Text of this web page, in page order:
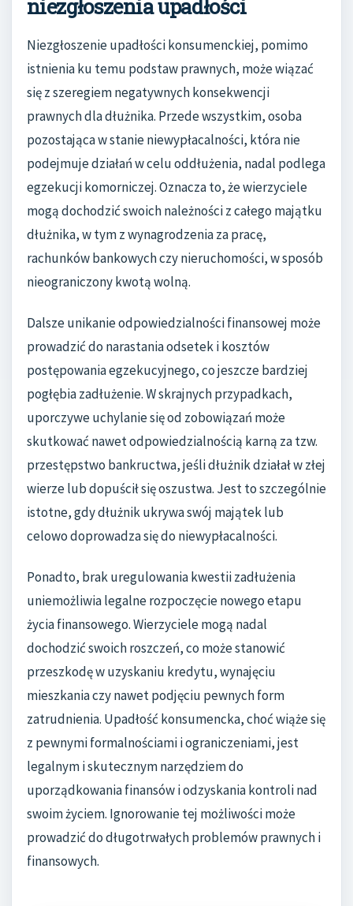
niezgłoszenia upadłości
Niezgłoszenie upadłości konsumenckiej, pomimo
istnienia ku temu podstaw prawnych, może wiązać
się z szeregiem negatywnych konsekwencji
prawnych dla dłużnika. Przede wszystkim, osoba
pozostająca w stanie niewypłacalności, która nie
podejmuje działań w celu oddłużenia, nadal podlega
egzekucji komorniczej. Oznacza to, że wierzyciele
mogą dochodzić swoich należności z całego majątku
dłużnika, w tym z wynagrodzenia za pracę,
rachunków bankowych czy nieruchomości, w sposób
nieograniczony kwotą wolną.
Dalsze unikanie odpowiedzialności finansowej może
prowadzić do narastania odsetek i kosztów
postępowania egzekucyjnego, co jeszcze bardziej
pogłębia zadłużenie. W skrajnych przypadkach,
uporczywe uchylanie się od zobowiązań może
skutkować nawet odpowiedzialnością karną za tzw.
przestępstwo bankructwa, jeśli dłużnik działał w złej
wierze lub dopuścił się oszustwa. Jest to szczególnie
istotne, gdy dłużnik ukrywa swój majątek lub
celowo doprowadza się do niewypłacalności.
Ponadto, brak uregulowania kwestii zadłużenia
uniemożliwia legalne rozpoczęcie nowego etapu
życia finansowego. Wierzyciele mogą nadal
dochodzić swoich roszczeń, co może stanowić
przeszkodę w uzyskaniu kredytu, wynajęciu
mieszkania czy nawet podjęciu pewnych form
zatrudnienia. Upadłość konsumencka, choć wiąże się
z pewnymi formalnościami i ograniczeniami, jest
legalnym i skutecznym narzędziem do
uporządkowania finansów i odzyskania kontroli nad
swoim życiem. Ignorowanie tej możliwości może
prowadzić do długotrwałych problemów prawnych i
finansowych.